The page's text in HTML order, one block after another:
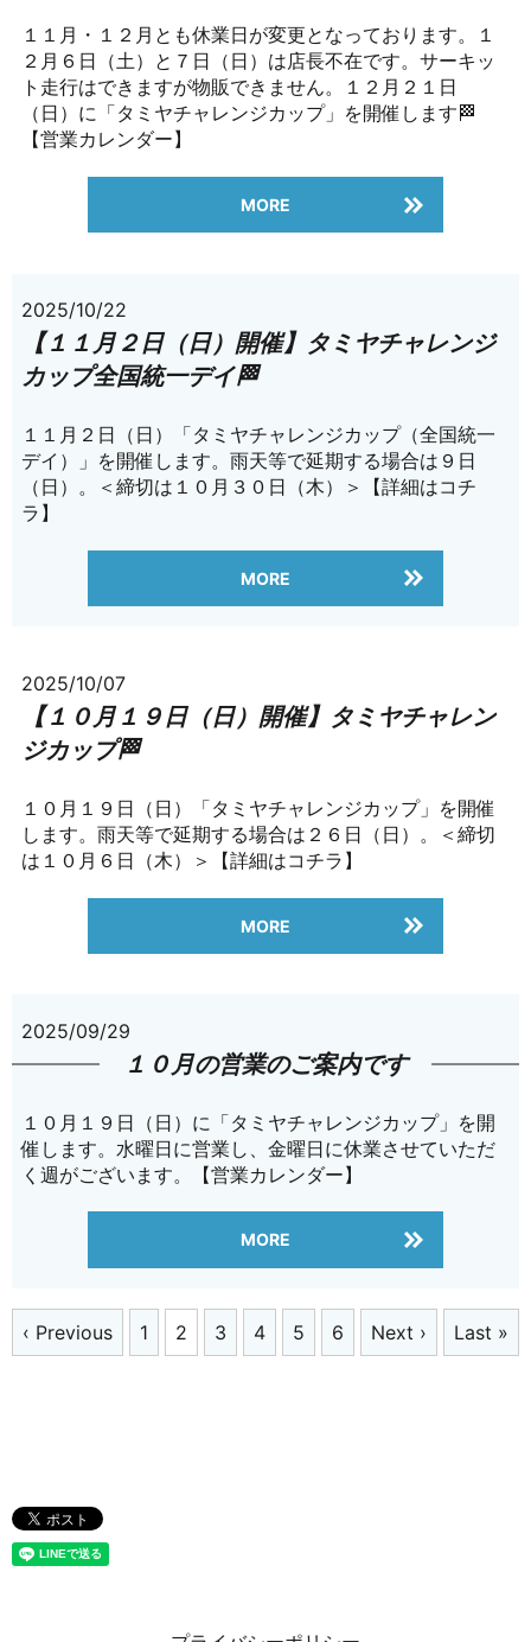
１１月・１２月とも休業日が変更となっております。１
２月６日（土）と７日（日）は店長不在です。サーキッ
ト走行はできますが物販できません。１２月２１日
（日）に「タミヤチャレンジカップ」を開催します🏁
【営業カレンダー】
MORE
2025/10/22
【１１月２日（日）開催】タミヤチャレンジ
カップ全国統一デイ🏁
１１月２日（日）「タミヤチャレンジカップ（全国統一
デイ）」を開催します。雨天等で延期する場合は９日
（日）。＜締切は１０月３０日（木）＞【詳細はコチ
ラ】
MORE
2025/10/07
【１０月１９日（日）開催】タミヤチャレン
ジカップ🏁
１０月１９日（日）「タミヤチャレンジカップ」を開催
します。雨天等で延期する場合は２６日（日）。＜締切
は１０月６日（木）＞【詳細はコチラ】
MORE
2025/09/29
１０月の営業のご案内です
１０月１９日（日）に「タミヤチャレンジカップ」を開
催します。水曜日に営業し、金曜日に休業させていただ
く週がございます。【営業カレンダー】
MORE
‹ Previous 1 2 3 4 5 6 Next › Last »